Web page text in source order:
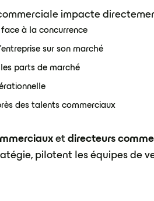
impacte
face à la concurrence
sur son marché
parts de marché
des talents commerciaux
etdirecteurs
pilotent les équipes de